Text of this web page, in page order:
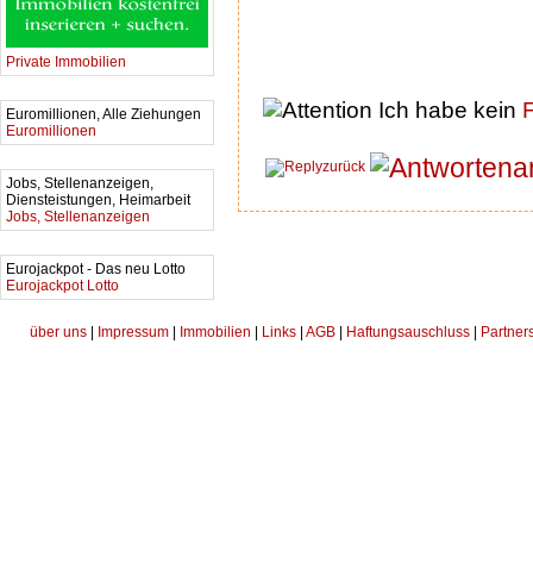
Private Immobilien
Euromillionen, Alle Ziehungen
Euromillionen
Jobs, Stellenanzeigen,
Diensteistungen, Heimarbeit
Jobs, Stellenanzeigen
Eurojackpot - Das neu Lotto
Eurojackpot Lotto
Ich habe kein
zurück
über uns Impressum Immobilien Links AGB Haftungsauschluss